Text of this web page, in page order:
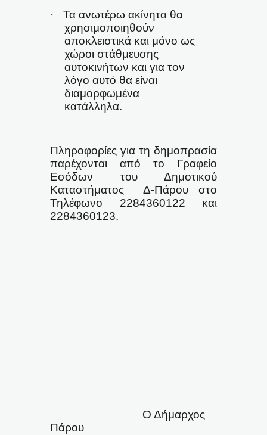
·
Τα ανωτέρω ακίνητα θα
χρησιμοποιηθούν
αποκλειστικά και μόνο ως
χώροι στάθμευσης
αυτοκινήτων και για τον
λόγο αυτό θα είναι
διαμορφωμένα
κατάλληλα.
Πληροφορίες για τη δημοπρασία
παρέχονται από το Γραφείο
Εσόδων του Δημοτικού
Καταστήματος
Δ-Πάρου στο
Τηλέφωνο 2284360122 και
2284360123.
Ο Δήμαρχος
Πάρου